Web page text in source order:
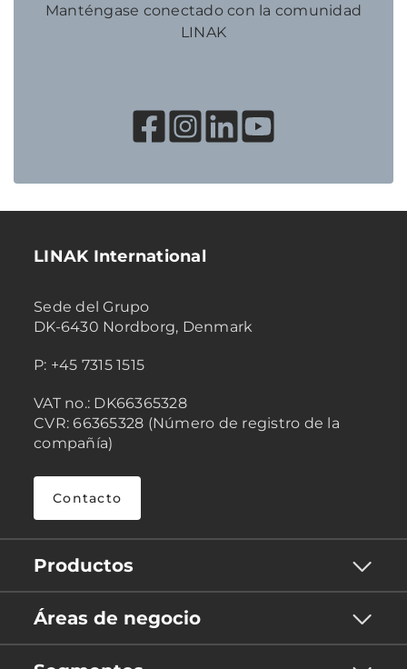
Manténgase conectado con la comunidad
LINAK
LINAK International
Sede del Grupo
DK-6430 Nordborg, Denmark
P: +45 7315 1515
VAT no.: DK66365328
CVR: 66365328 (Número de registro de la
compañía)
Contacto
Productos
Áreas de negocio